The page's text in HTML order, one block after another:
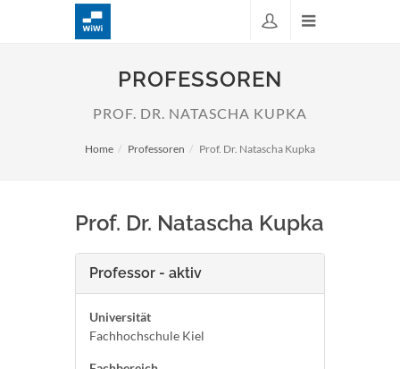
PROFESSOREN
PROF. DR. NATASCHA KUPKA
Home Professoren Prof. Dr. Natascha Kupka
Prof. Dr. Natascha Kupka
Professor - aktiv
Universität
Fachhochschule Kiel